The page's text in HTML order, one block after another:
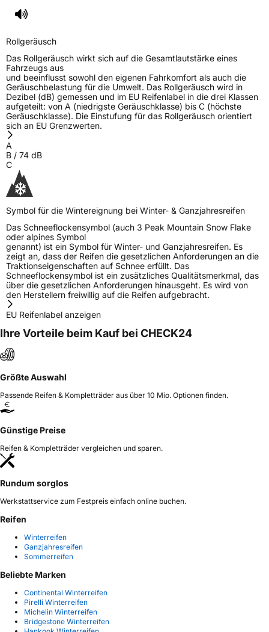
Rollgeräusch
Das Rollgeräusch wirkt sich auf die Gesamtlautstärke eines
Fahrzeugs aus
und beeinflusst sowohl den eigenen Fahrkomfort als auch die
Geräuschbelastung für die Umwelt. Das Rollgeräusch wird in
Dezibel (dB) gemessen und im EU Reifenlabel in die drei Klassen
aufgeteilt: von A (niedrigste Geräuschklasse) bis C (höchste
Geräuschklasse). Die Einstufung für das Rollgeräusch orientiert
sich an EU Grenzwerten.
A
B / 74 dB
C
Symbol für die Wintereignung bei Winter- & Ganzjahresreifen
Das Schneeflockensymbol (auch 3 Peak Mountain Snow Flake
oder alpines Symbol
genannt) ist ein Symbol für Winter- und Ganzjahresreifen. Es
zeigt an, dass der Reifen die gesetzlichen Anforderungen an die
Traktionseigenschaften auf Schnee erfüllt. Das
Schneeflockensymbol ist ein zusätzliches Qualitätsmerkmal, das
über die gesetzlichen Anforderungen hinausgeht. Es wird von
den Herstellern freiwillig auf die Reifen aufgebracht.
EU Reifenlabel anzeigen
Ihre Vorteile beim Kauf bei CHECK24
Größte Auswahl
Passende Reifen & Kompletträder aus über 10 Mio. Optionen finden.
Günstige Preise
Reifen & Kompletträder vergleichen und sparen.
Rundum sorglos
Werkstattservice zum Festpreis einfach online buchen.
Reifen
Winterreifen
Ganzjahresreifen
Sommerreifen
Beliebte Marken
Continental Winterreifen
Pirelli Winterreifen
Michelin Winterreifen
Bridgestone Winterreifen